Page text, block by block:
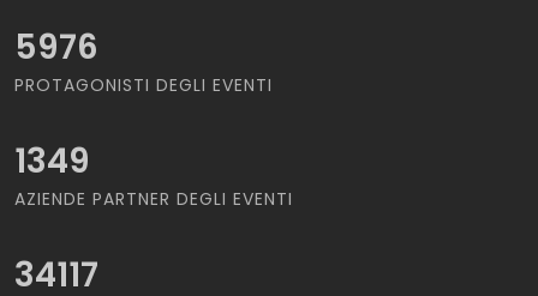
5976
PROTAGONISTI DEGLI EVENTI
1349
AZIENDE PARTNER DEGLI EVENTI
34117